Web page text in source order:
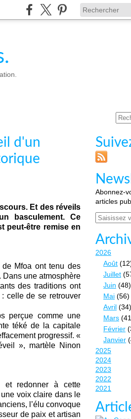
d'un
Et des réveils
basculement. Ce
peut-être remise en
de Mfoa ont tenu des
Dans une atmosphère
des traditions ont
celle de se retrouver
perçue comme une
téké de la capitale
progressif. «
», martèle Ninon
et redonner à cette
voix claire dans le
l’élu convoque
de paix et artisan
Abonnez-
articles
Email
2026
Août
Juillet
Juin (48)
Mai (56)
Avril (34)
Mars
Février
Janvier
2025
2024
2023
2022
2021